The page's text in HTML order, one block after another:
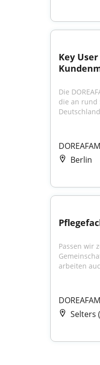
Key
Die
die an rund
Berlin
Passen wir
arbeiten
Selters